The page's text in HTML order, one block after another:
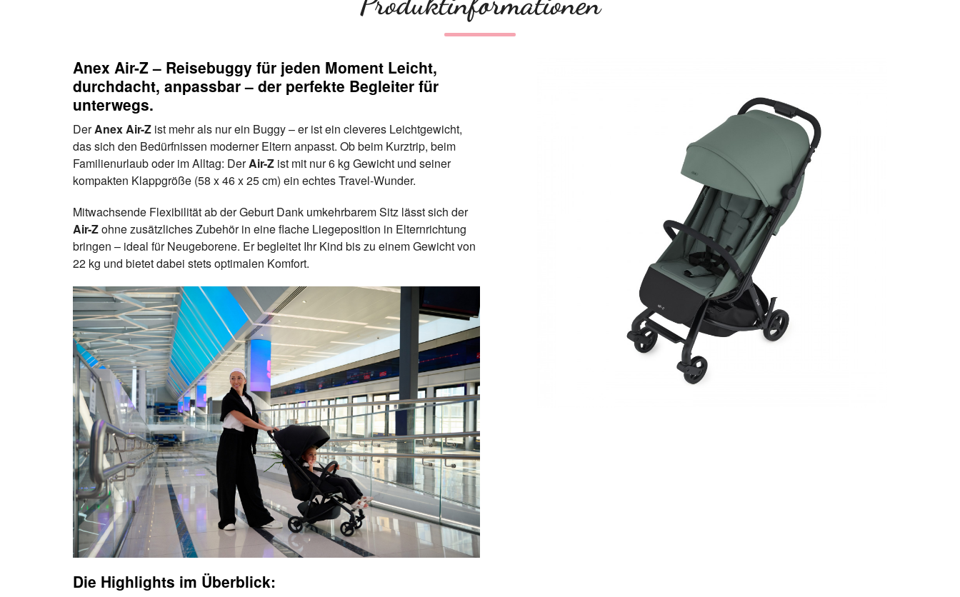
Anex Air-Z – Reisebuggy für jeden Moment Leicht,
durchdacht, anpassbar – der perfekte Begleiter für
unterwegs.
DerAnex Air-Z ist mehr als nur ein Buggy – er ist ein cleveres Leichtgewicht,
das sich den Bedürfnissen moderner Eltern anpasst. Ob beim Kurztrip, beim
Familienurlaub oder im Alltag: DerAir-Z ist mit nur 6 kg Gewicht und seiner
kompakten Klappgröße (58 x 46 x 25 cm) ein echtes Travel-Wunder.
Mitwachsende Flexibilität ab der Geburt Dank umkehrbarem Sitz lässt sich der
Air-Zohne zusätzliches Zubehör in eine flache Liegeposition in Elternrichtung
bringen – ideal für Neugeborene. Er begleitet Ihr Kind bis zu einem Gewicht von
22 kg und bietet dabei stets optimalen Komfort.
Die Highlights im Überblick: